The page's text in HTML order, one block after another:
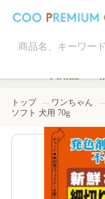
トップ ワンちゃん
ソフト 犬用 70g